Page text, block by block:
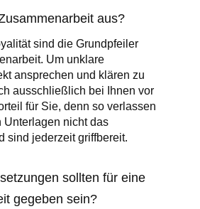
aus?
sind die Grundpfeiler
Um unklare
ansprechen und klären zu
ausschließlich bei Ihnen vor
für Sie, denn so verlassen
Unterlagen nicht das
sind jederzeit griffbereit.
sollten für eine
gegeben sein?